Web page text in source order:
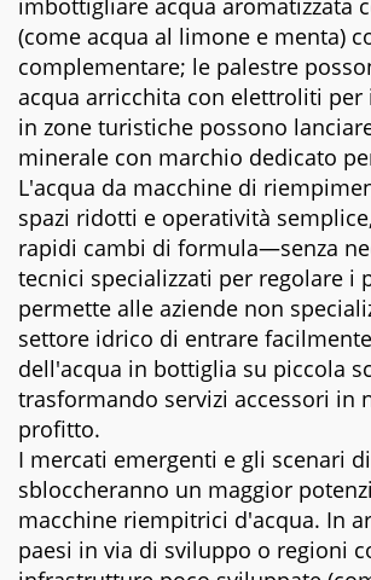
imbottigliare acqua aromatizzata
(come acqua al limone e menta)
complementare; le palestre
acqua arricchita con elettroliti per
in zone turistiche possono
minerale con marchio dedicato
L'acqua da macchine di
spazi ridotti e operatività
rapidi cambi di formula—senza
tecnici specializzati per regolare i
permette alle aziende non
settore idrico di entrare
dell'acqua in bottiglia su piccola
trasformando servizi accessori in
profitto.
I mercati emergenti e gli scenari
sbloccheranno un maggior
macchine riempitrici d'acqua. In
paesi in via di sviluppo o regioni